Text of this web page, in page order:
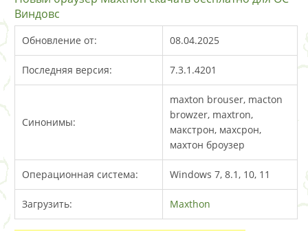
Виндовс
Обновление от: 08.04.2025
Последняя версия: 7.3.1.4201
Синонимы:
maxton brouser, macton
browzer, maxtron,
макстрон, махсрон,
махтон броузер
Операционная система: Windows 7, 8.1, 10, 11
Загрузить: Maxthon